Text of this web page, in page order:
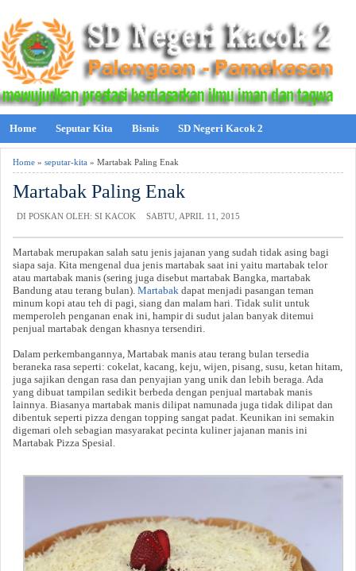
Home Seputar Kita Bisnis SD Negeri Kacok 2
Home » seputar-kita » Martabak Paling Enak
Martabak Paling Enak
DI POSKAN OLEH: SI KACOK SABTU, APRIL 11, 2015
Martabak merupakan salah satu jenis jajanan yang sudah tidak asing bagi
siapa saja. Kita mengenal dua jenis martabak saat ini yaitu martabak telor
atau martabak manis (sering juga disebut martabak Bangka, martabak
Bandung atau terang bulan). Martabak dapat menjadi pasangan teman
minum kopi atau teh di pagi, siang dan malam hari. Tidak sulit untuk
memperoleh penganan enak ini, hampir di sudut jalan banyak ditemui
penjual martabak dengan khasnya tersendiri.
Dalam perkembangannya, Martabak manis atau terang bulan tersedia
beraneka rasa seperti: cokelat, kacang, keju, wijen, pisang, susu, ketan hitam,
juga sajikan dengan rasa dan penyajian yang unik dan lebih beraga. Ada
yang dibuat tampilan sedikit berbeda dengan penjual martabak manis
lainnya. Biasanya martabak manis dilipat namunada juga tidak dilipat dan
dibentuk seperti pizza dengan topping sangat padat. Keunikan ini semakin
digemari oleh sebagian masyarakat pecinta kuliner jajanan manis ini
Martabak Pizza Spesial.